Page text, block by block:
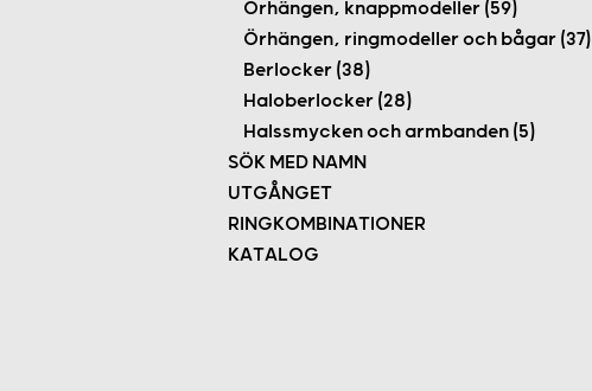
Örhängen, knappmodeller (59)
Örhängen, ringmodeller och bågar (37)
Berlocker (38)
Haloberlocker (28)
Halssmycken och armbanden (5)
SÖK MED NAMN
UTGÅNGET
RINGKOMBINATIONER
KATALOG